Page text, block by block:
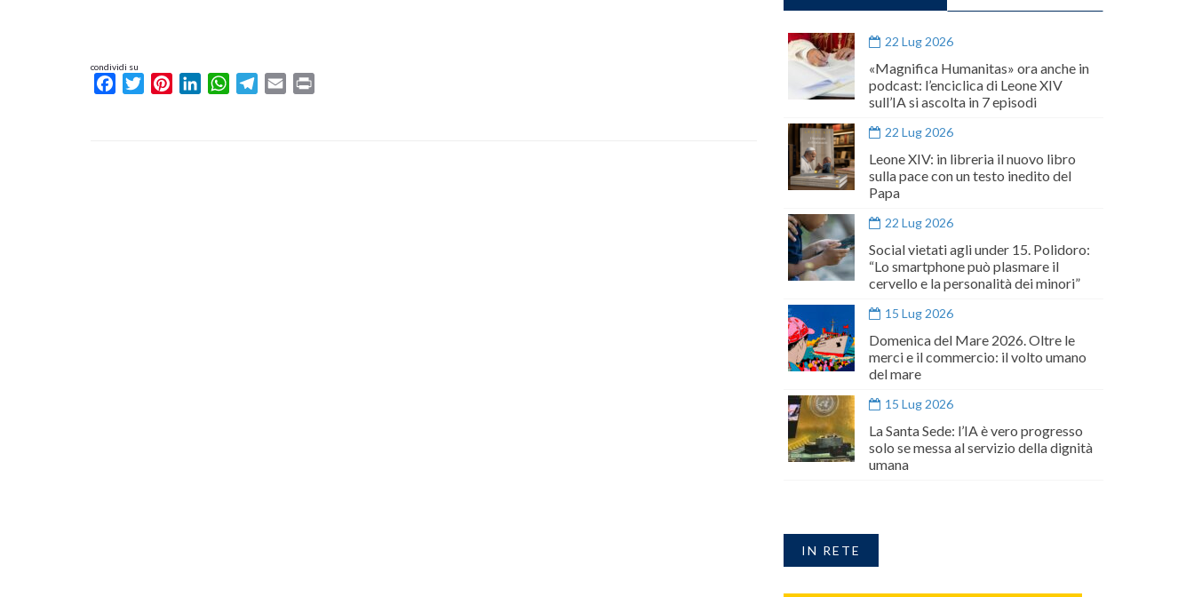
condividi su
FacebookTwitterPinterestLinkedInWhatsAppTelegram
Email
22 Lug 2026
«Magnifica Humanitas» ora anche in
podcast: l’enciclica di Leone XIV
sull’IA si ascolta in 7 episodi
22 Lug 2026
Leone XIV: in libreria il nuovo libro
sulla pace con un testo inedito del
Papa
22 Lug 2026
Social vietati agli under 15. Polidoro:
“Lo smartphone può plasmare il
cervello e la personalità dei minori”
15 Lug 2026
Domenica del Mare 2026. Oltre le
merci e il commercio: il volto umano
del mare
15 Lug 2026
La Santa Sede: l’IA è vero progresso
solo se messa al servizio della dignità
umana
IN RETE